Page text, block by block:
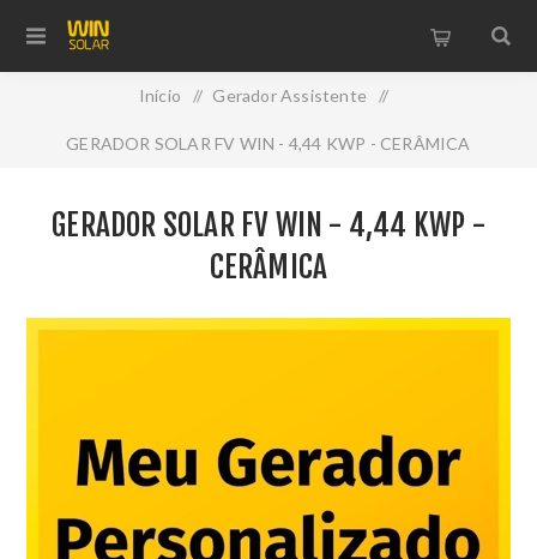
Início / Gerador Assistente /
GERADOR SOLAR FV WIN - 4,44 KWP - CERÂMICA
GERADOR SOLAR FV WIN - 4,44 KWP -
CERÂMICA